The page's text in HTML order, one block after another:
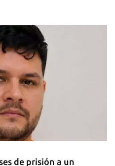
de prisión a un